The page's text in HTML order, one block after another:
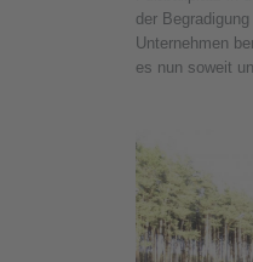
der
Unternehmen
es nun soweit